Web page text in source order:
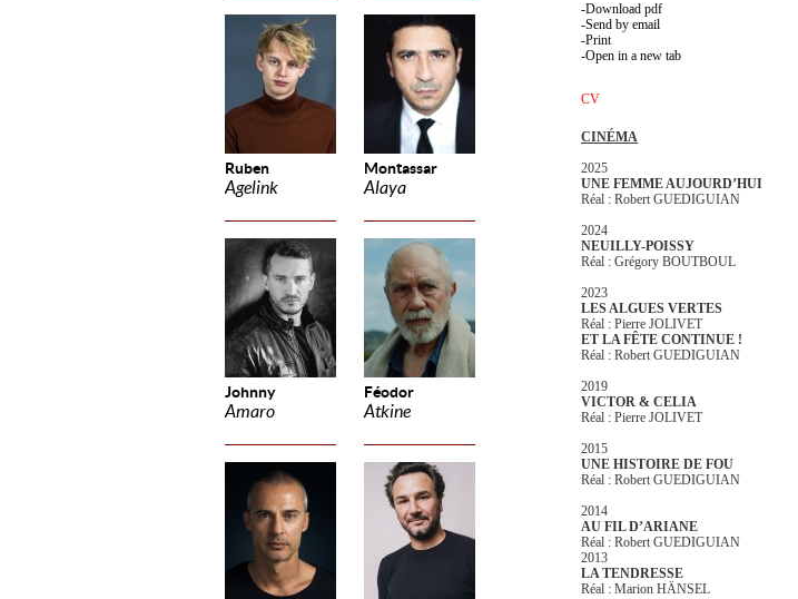
Ruben
Agelink
Montassar
Alaya
Johnny
Amaro
Féodor
Atkine
Download pdf
Send by email
Print
Open in a new tab
CV
CINÉMA
2025
UNE FEMME AUJOURD’HUI
Réal : Robert GUEDIGUIAN
2024
NEUILLY-POISSY
Réal : Grégory BOUTBOUL
2023
LES ALGUES VERTES
Réal : Pierre JOLIVET
ET LA FÊTE CONTINUE !
Réal : Robert GUEDIGUIAN
2019
VICTOR & CELIA
Réal : Pierre JOLIVET
2015
UNE HISTOIRE DE FOU
Réal : Robert GUEDIGUIAN
2014
AU FIL D’ARIANE
Réal : Robert GUEDIGUIAN
2013
LA TENDRESSE
Réal : Marion HÄNSEL